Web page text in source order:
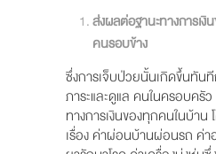
ส่งผลต่อฐานะทางการเงิ
คนรอบข้าง
ซึ่งการเจ็บป่วยนั้นเกิดขึ้นทัน
ภาระและดูแล คนในครอบครั
ทางการเงินของทุกคนในบ้า
เรื่อง ค่าผ่อนบ้านผ่อนรถ ค่า